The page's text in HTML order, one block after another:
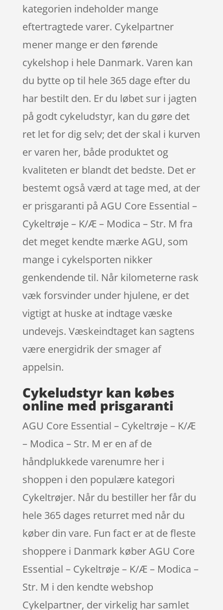
kategorien indeholder mange
eftertragtede varer. Cykelpartner
mener mange er den førende
cykelshop i hele Danmark. Varen kan
du bytte op til hele 365 dage efter du
har bestilt den. Er du løbet sur i jagten
på godt cykeludstyr, kan du gøre det
ret let for dig selv; det der skal i kurven
er varen her, både produktet og
kvaliteten er blandt det bedste. Det er
bestemt også værd at tage med, at der
er prisgaranti på AGU Core Essential –
Cykeltrøje – K/Æ – Modica – Str. M fra
det meget kendte mærke AGU, som
mange i cykelsporten nikker
genkendende til. Når kilometerne rask
væk forsvinder under hjulene, er det
vigtigt at huske at indtage væske
undevejs. Væskeindtaget kan sagtens
være energidrik der smager af
appelsin.
Cykeludstyr kan købes
online med prisgaranti
AGU Core Essential – Cykeltrøje – K/Æ
– Modica – Str. M er en af de
håndplukkede varenumre her i
shoppen i den populære kategori
Cykeltrøjer. Når du bestiller her får du
hele 365 dages returret med når du
køber din vare. Fun fact er at de fleste
shoppere i Danmark køber AGU Core
Essential – Cykeltrøje – K/Æ – Modica –
Str. M i den kendte webshop
Cykelpartner, der virkelig har samlet